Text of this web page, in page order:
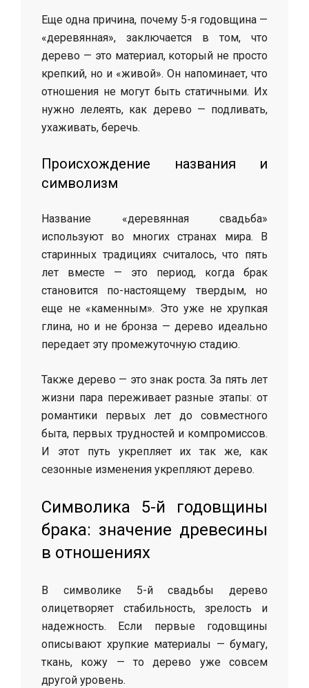
Еще одна причина, почему 5-я годовщина —
«деревянная», заключается в том, что
дерево — это материал, который не просто
крепкий, но и «живой». Он напоминает, что
отношения не могут быть статичными. Их
нужно лелеять, как дерево — подливать,
ухаживать, беречь.
Происхождение названия и
символизм
Название «деревянная свадьба»
используют во многих странах мира. В
старинных традициях считалось, что пять
лет вместе — это период, когда брак
становится по-настоящему твердым, но
еще не «каменным». Это уже не хрупкая
глина, но и не бронза — дерево идеально
передает эту промежуточную стадию.
Также дерево — это знак роста. За пять лет
жизни пара переживает разные этапы: от
романтики первых лет до совместного
быта, первых трудностей и компромиссов.
И этот путь укрепляет их так же, как
сезонные изменения укрепляют дерево.
Символика 5-й годовщины
брака: значение древесины
в отношениях
В символике 5-й свадьбы дерево
олицетворяет стабильность, зрелость и
надежность. Если первые годовщины
описывают хрупкие материалы — бумагу,
ткань, кожу — то дерево уже совсем
другой уровень.